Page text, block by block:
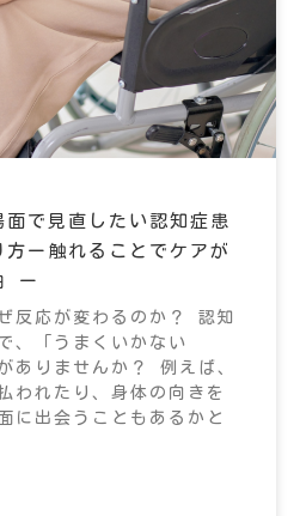
で見直したい認知症患
ー触れることでケアが
ー
反応が変わるのか？ 認知
、「うまくいかない
ありませんか？ 例えば、
われたり、身体の向きを
に出会うこともあるかと